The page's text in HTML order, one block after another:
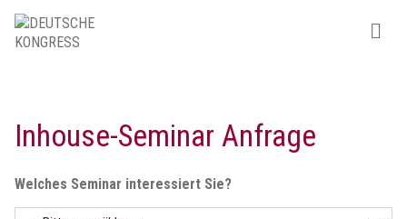
Inhouse-Seminar Anfrage
Welches Seminar interessiert Sie?